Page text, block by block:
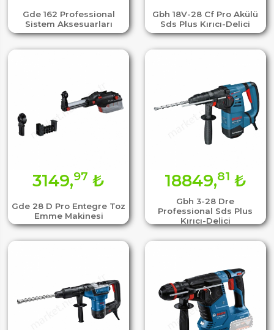
Gde 162 Professional
Sistem Aksesuarları
Gbh 18V-28 Cf Pro Akülü
Sds Plus Kırıcı-Delici
Gde 28 D Pro Entegre Toz
Emme Makinesi
3149,97 ₺
Gbh 3-28 Dre
Professional Sds Plus
Kırıcı-Delici
18849,81 ₺